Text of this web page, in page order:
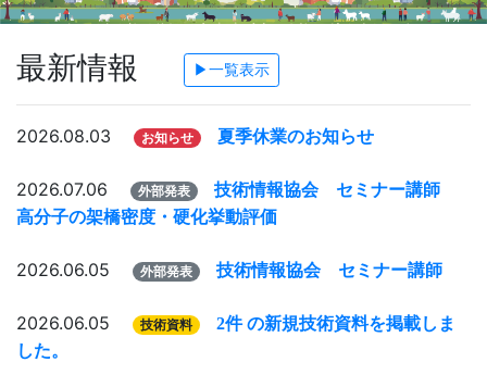
最新情報 ▶一覧表示
2026.08.03 お知らせ 夏季休業のお知らせ
2026.07.06 外部発表
技術情報協会 セミナー講師
高分子の架橋密度・硬化挙動評価
2026.06.05 外部発表 技術情報協会 セミナー講師
2026.06.05 技術資料
2件 の新規技術資料を掲載しま
した。